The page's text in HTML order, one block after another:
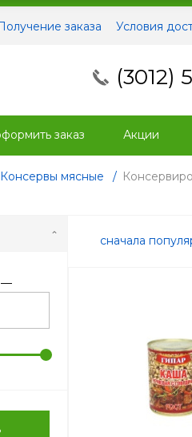
заказа Условия
(3012)
заказ Акции
Консервы мясные /
сначала
—